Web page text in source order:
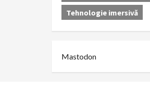
Tehnologie imersivă
Mastodon